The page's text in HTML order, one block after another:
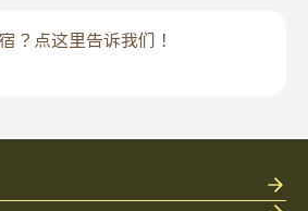
？点这里告诉我们！